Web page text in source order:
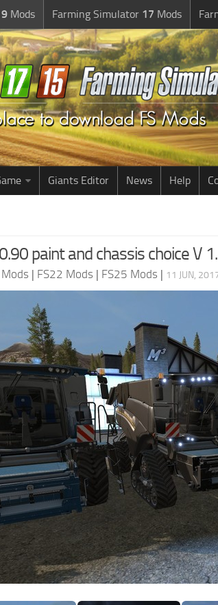
Mods Farming Simulator 17 Mods
Giants Editor News Help
paint and chassis choice V
| FS22 Mods | FS25 Mods | 11 JUN,